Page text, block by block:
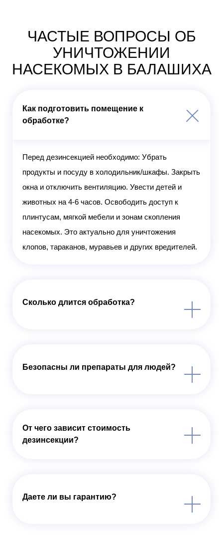
ЧАСТЫЕ ВОПРОСЫ ОБ
УНИЧТОЖЕНИИ
НАСЕКОМЫХ В БАЛАШИХА
Как подготовить помещение к
обработке?
Перед дезинсекцией необходимо: Убрать
продукты и посуду в холодильник/шкафы. Закрыть
окна и отключить вентиляцию. Увести детей и
животных на 4-6 часов. Освободить доступ к
плинтусам, мягкой мебели и зонам скопления
насекомых. Это актуально для уничтожения
клопов, тараканов, муравьев и других вредителей.
Сколько длится обработка?
Безопасны ли препараты для людей?
От чего зависит стоимость
дезинсекции?
Даете ли вы гарантию?